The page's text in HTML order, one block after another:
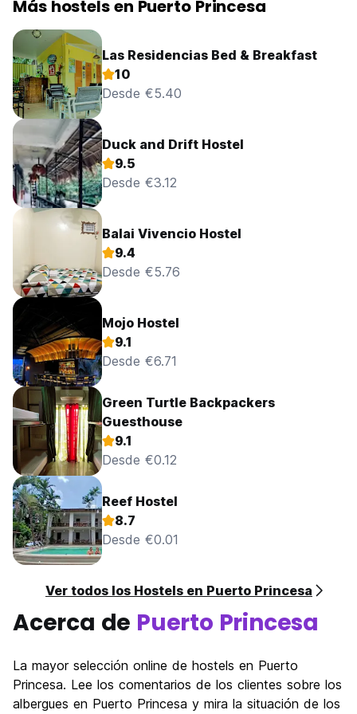
Más hostels en Puerto Princesa
Las Residencias Bed & Breakfast
10
Desde €5.40
Duck and Drift Hostel
9.5
Desde €3.12
Balai Vivencio Hostel
9.4
Desde €5.76
Mojo Hostel
9.1
Desde €6.71
Green Turtle Backpackers
Guesthouse
9.1
Desde €0.12
Reef Hostel
8.7
Desde €0.01
Ver todos los Hostels en Puerto Princesa
Acerca de Puerto Princesa
La mayor selección online de hostels en Puerto
Princesa. Lee los comentarios de los clientes sobre los
albergues en Puerto Princesa y mira la situación de los